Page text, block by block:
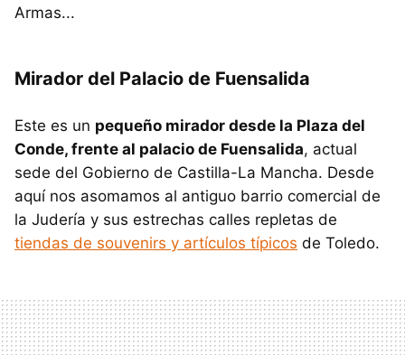
Armas...
Mirador del Palacio de Fuensalida
Este es un pequeño mirador desde la Plaza del
Conde, frente al palacio de Fuensalida, actual
sede del Gobierno de Castilla-La Mancha. Desde
aquí nos asomamos al antiguo barrio comercial de
la Judería y sus estrechas calles repletas de
tiendas de souvenirs y artículos típicos de Toledo.